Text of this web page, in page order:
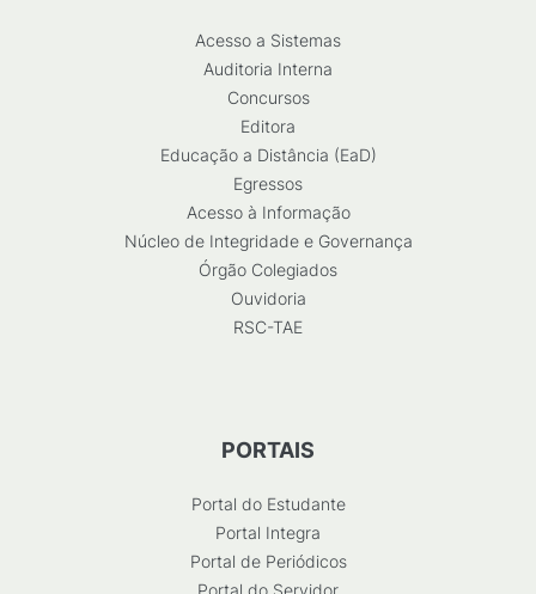
Acesso a Sistemas
Auditoria Interna
Concursos
Editora
Educação a Distância (EaD)
Egressos
Acesso à Informação
Núcleo de Integridade e Governança
Órgão Colegiados
Ouvidoria
RSC-TAE
PORTAIS
Portal do Estudante
Portal Integra
Portal de Periódicos
Portal do Servidor